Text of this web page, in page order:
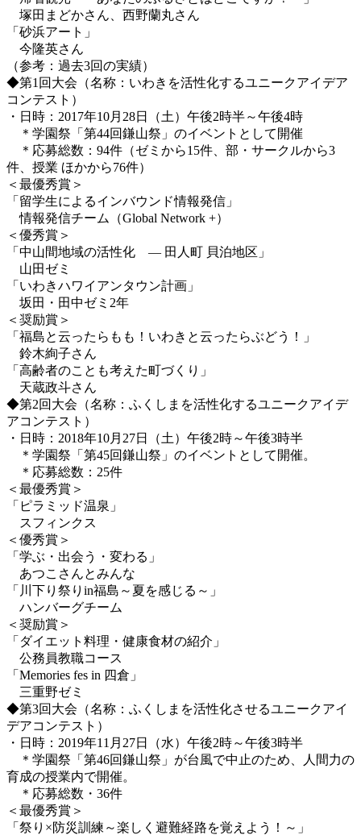
塚田まどかさん、西野蘭丸さん
「砂浜アート」
今隆英さん
（参考：過去3回の実績）
◆第1回大会（名称：いわきを活性化するユニークアイデア
コンテスト）
・日時：2017年10月28日（土）午後2時半～午後4時
＊学園祭「第44回鎌山祭」のイベントとして開催
＊応募総数：94件（ゼミから15件、部・サークルから3
件、授業 ほかから76件）
＜最優秀賞＞
「留学生によるインバウンド情報発信」
情報発信チーム（Global Network +）
＜優秀賞＞
「中山間地域の活性化 ― 田人町 貝泊地区」
山田ゼミ
「いわきハワイアンタウン計画」
坂田・田中ゼミ2年
＜奨励賞＞
「福島と云ったらもも！いわきと云ったらぶどう！」
鈴木絢子さん
「高齢者のことも考えた町づくり」
天蔵政斗さん
◆第2回大会（名称：ふくしまを活性化するユニークアイデ
アコンテスト）
・日時：2018年10月27日（土）午後2時～午後3時半
＊学園祭「第45回鎌山祭」のイベントとして開催。
＊応募総数：25件
＜最優秀賞＞
「ピラミッド温泉」
スフィンクス
＜優秀賞＞
「学ぶ・出会う・変わる」
あつこさんとみんな
「川下り祭りin福島～夏を感じる～」
ハンバーグチーム
＜奨励賞＞
「ダイエット料理・健康食材の紹介」
公務員教職コース
「Memories fes in 四倉」
三重野ゼミ
◆第3回大会（名称：ふくしまを活性化させるユニークアイ
デアコンテスト）
・日時：2019年11月27日（水）午後2時～午後3時半
＊学園祭「第46回鎌山祭」が台風で中止のため、人間力の
育成の授業内で開催。
＊応募総数・36件
＜最優秀賞＞
「祭り×防災訓練～楽しく避難経路を覚えよう！～」